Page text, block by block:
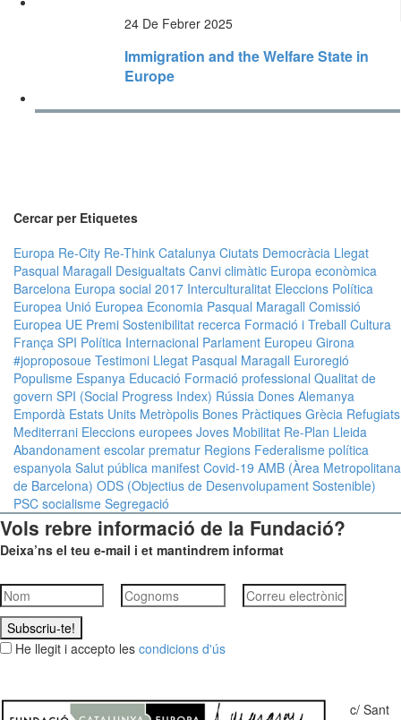
24 De Febrer 2025
Immigration and the Welfare State in
Europe
Cercar per Etiquetes
Europa Re-City Re-Think Catalunya Ciutats Democràcia Llegat
Pasqual Maragall Desigualtats Canvi climàtic Europa econòmica
Barcelona Europa social 2017 Interculturalitat Eleccions Política
Europea Unió Europea Economia Pasqual Maragall Comissió
Europea UE Premi Sostenibilitat recerca Formació i Treball Cultura
França SPI Política Internacional Parlament Europeu Girona
#joproposoue Testimoni Llegat Pasqual Maragall Euroregió
Populisme Espanya Educació Formació professional Qualitat de
govern SPI (Social Progress Index) Rússia Dones Alemanya
Empordà Estats Units Metròpolis Bones Pràctiques Grècia Refugiats
Mediterrani Eleccions europees Joves Mobilitat Re-Plan Lleida
Abandonament escolar prematur Regions Federalisme política
espanyola Salut pública manifest Covid-19 AMB (Àrea Metropolitana
de Barcelona) ODS (Objectius de Desenvolupament Sostenible)
PSC socialisme Segregació
Vols rebre informació de la Fundació?
Deixa’ns el teu e-mail i et mantindrem informat
Subscriu-te!
He llegit i accepto les condicions d'ús
c/ Sant